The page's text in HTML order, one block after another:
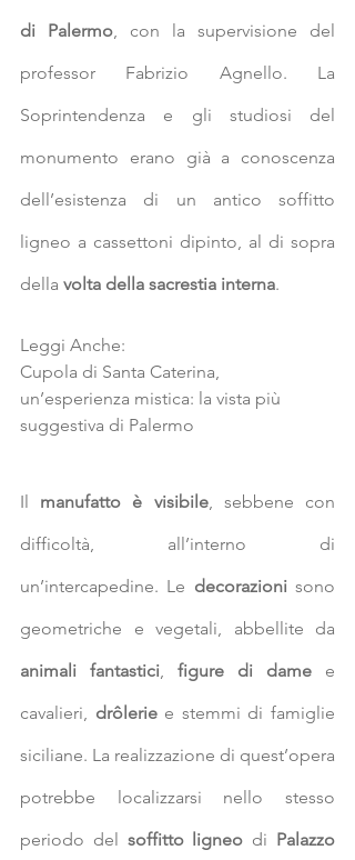
di Palermo, con la supervisione del
professor Fabrizio Agnello. La
Soprintendenza e gli studiosi del
monumento erano già a conoscenza
dell’esistenza di un antico soffitto
ligneo a cassettoni dipinto, al di sopra
della volta della sacrestia interna.
Leggi Anche:
Cupola di Santa Caterina,
un’esperienza mistica: la vista più
suggestiva di Palermo
Il manufatto è visibile, sebbene con
difficoltà, all’interno di
un’intercapedine. Le decorazioni sono
animali fantastici, figure di dame e
cavalieri, drôlerie e stemmi di famiglie
siciliane. La realizzazione di quest’opera
potrebbe localizzarsi nello stesso
periodo del soffitto ligneo di Palazzo